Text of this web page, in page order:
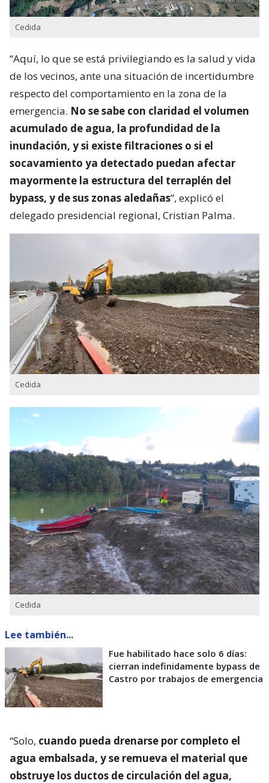
Cedida
“Aquí, lo que se está privilegiando es la salud y vida
de los vecinos, ante una situación de incertidumbre
respecto del comportamiento en la zona de la
emergencia. No se sabe con claridad el volumen
acumulado de agua, la profundidad de la
inundación, y si existe filtraciones o si el
socavamiento ya detectado puedan afectar
mayormente la estructura del terraplén del
bypass, y de sus zonas aledañas”, explicó el
delegado presidencial regional, Cristian Palma.
Cedida
Cedida
Lee también...
Fue habilitado hace solo 6 días:
cierran indefinidamente bypass de
Castro por trabajos de emergencia
“Solo, cuando pueda drenarse por completo el
agua embalsada, y se remueva el material que
obstruye los ductos de circulación del agua,